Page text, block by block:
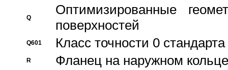
Q
Оптимизированные
поверхностей
Q601 Класс точности 0
R Фланец на наружном кольце